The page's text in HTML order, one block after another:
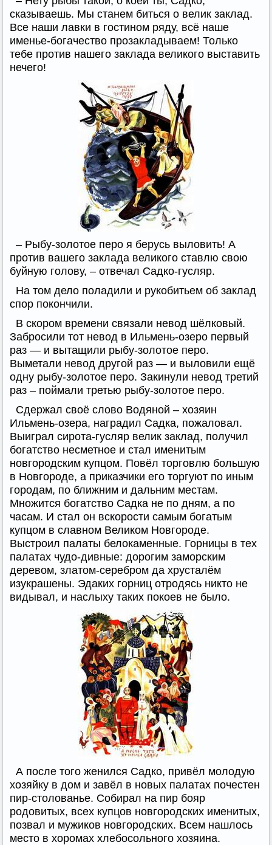
сказываешь. Мы станем биться о велик заклад.
Все наши лавки в гостином ряду, всё наше
именье-богачество прозакладываем! Только
тебе против нашего заклада великого выставить
нечего!
– Рыбу-золотое перо я берусь выловить! А
против вашего заклада великого ставлю свою
буйную голову, – отвечал Садко-гусляр.
На том дело поладили и рукобитьем об заклад
спор покончили.
В скором времени связали невод шёлковый.
Забросили тот невод в Ильмень-озеро первый
раз — и вытащили рыбу-золотое перо.
Выметали невод другой раз — и выловили ещё
одну рыбу-золотое перо. Закинули невод третий
раз – поймали третью рыбу-золотое перо.
Сдержал своё слово Водяной – хозяин
Ильмень-озера, наградил Садка, пожаловал.
Выиграл сирота-гусляр велик заклад, получил
богатство несметное и стал именитым
новгородским купцом. Повёл торговлю большую
в Новгороде, а приказчики его торгуют по иным
городам, по ближним и дальним местам.
Множится богатство Садка не по дням, а по
часам. И стал он вскорости самым богатым
купцом в славном Великом Новгороде.
Выстроил палаты белокаменные. Горницы в тех
палатах чудо-дивные: дорогим заморским
деревом, златом-серебром да хрусталём
изукрашены. Эдаких горниц отродясь никто не
видывал, и наслыху таких покоев не было.
А после того женился Садко, привёл молодую
хозяйку в дом и завёл в новых палатах почестен
пир-столованье. Собирал на пир бояр
родовитых, всех купцов новгородских именитых,
позвал и мужиков новгородских. Всем нашлось
место в хоромах хлебосольного хозяина.